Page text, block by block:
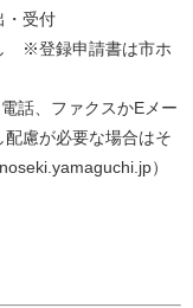
・受付
※登録申請書は市ホ
話、ファクスかEメー
慮が必要な場合はそ
）